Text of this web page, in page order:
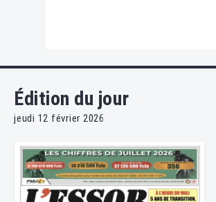
Édition du jour
jeudi 12 février 2026